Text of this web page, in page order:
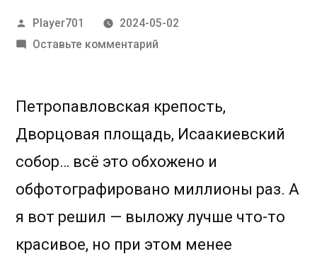
Написано
автором
Player701
2024-05-02
Оставьте комментарийк
заливе
Петропавловская крепость,
Дворцовая площадь, Исаакиевский
собор… всё это обхожено и
обфотографировано миллионы раз. А
я вот решил — выложу лучше что-то
красивое, но при этом менее